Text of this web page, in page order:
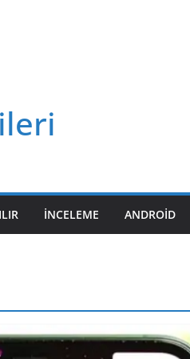
İNCELEME ANDROID